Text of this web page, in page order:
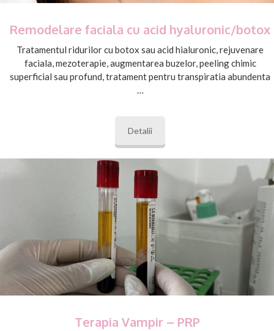
Remodelare faciala cu acid hyaluronic/botox
Tratamentul ridurilor cu botox sau acid hialuronic, rejuvenare
faciala, mezoterapie, augmentarea buzelor, peeling chimic
superficial sau profund, tratament pentru transpiratia abundenta
…
Detalii
Terapia Vampir – PRP